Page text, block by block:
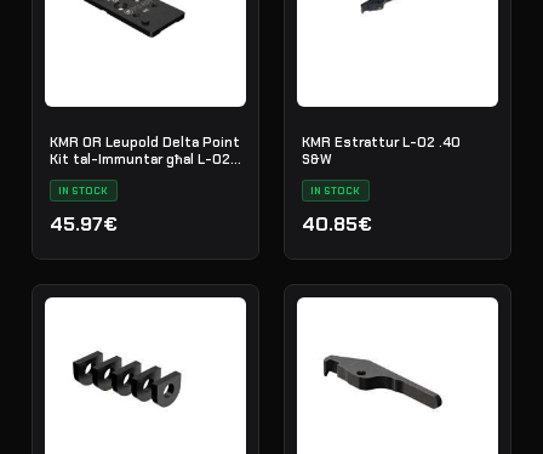
KMR OR Leupold Delta Point
Kit tal-Immuntar għal L-02,
W-02 Azzar Iswed
IN STOCK
45.97€
KMR Estrattur L-02 .40
S&W
IN STOCK
40.85€